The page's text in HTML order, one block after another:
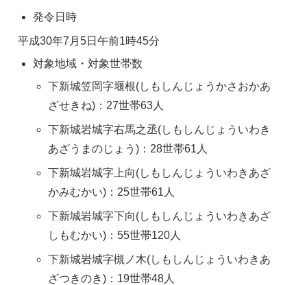
発令日時
平成30年7月5日午前1時45分
対象地域・対象世帯数
下新城笠岡字堰根(しもしんじょうかさおかあ
ざせきね)：27世帯63人
下新城岩城字右馬之丞(しもしんじょういわき
あざうまのじょう)：28世帯61人
下新城岩城字上向(しもしんじょういわきあざ
かみむかい)：25世帯61人
下新城岩城字下向(しもしんじょういわきあざ
しもむかい)：55世帯120人
下新城岩城字槻ノ木(しもしんじょういわきあ
ざつきのき)：19世帯48人